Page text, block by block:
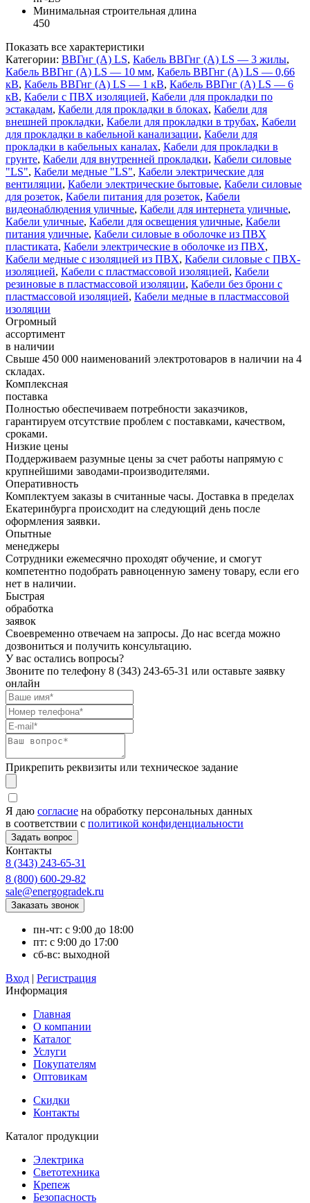
Минимальная строительная длина
450
Показать все характеристики
Категории: ВВГнг (А) LS, Кабель ВВГнг (A) LS — 3 жилы,
Кабель ВВГнг (A) LS — 10 мм, Кабель ВВГнг (A) LS — 0,66
кВ, Кабель ВВГнг (A) LS — 1 кВ, Кабель ВВГнг (A) LS — 6
кВ, Кабели с ПВХ изоляцией, Кабели для прокладки по
эстакадам, Кабели для прокладки в блоках, Кабели для
внешней прокладки, Кабели для прокладки в трубах, Кабели
для прокладки в кабельной канализации, Кабели для
прокладки в кабельных каналах, Кабели для прокладки в
грунте, Кабели для внутренней прокладки, Кабели силовые
"LS", Кабели медные "LS", Кабели электрические для
вентиляции, Кабели электрические бытовые, Кабели силовые
для розеток, Кабели питания для розеток, Кабели
видеонаблюдения уличные, Кабели для интернета уличные,
Кабели уличные, Кабели для освещения уличные, Кабели
питания уличные, Кабели силовые в оболочке из ПВХ
пластиката, Кабели электрические в оболочке из ПВХ,
Кабели медные с изоляцией из ПВХ, Кабели силовые с ПВХ-
изоляцией, Кабели с пластмассовой изоляцией, Кабели
резиновые в пластмассовой изоляции, Кабели без брони с
пластмассовой изоляцией, Кабели медные в пластмассовой
изоляции
Огромный
ассортимент
в наличии
Свыше 450 000 наименований электротоваров в наличии на 4
складах.
Комплексная
поставка
Полностью обеспечиваем потребности заказчиков,
гарантируем отсутствие проблем с поставками, качеством,
сроками.
Низкие цены
Поддерживаем разумные цены за счет работы напрямую с
крупнейшими заводами-производителями.
Оперативность
Комплектуем заказы в считанные часы. Доставка в пределах
Екатеринбурга происходит на следующий день после
оформления заявки.
Опытные
менеджеры
Сотрудники ежемесячно проходят обучение, и смогут
компетентно подобрать равноценную замену товару, если его
нет в наличии.
Быстрая
обработка
заявок
Своевременно отвечаем на запросы. До нас всегда можно
дозвониться и получить консультацию.
У вас остались вопросы?
Звоните по телефону 8 (343) 243-65-31 или оставьте заявку
онлайн
Прикрепить реквизиты или техническое задание
Я даю согласие на обработку персональных данных
в соответствии с политикой конфиденциальности
Контакты
8 (343) 243-65-31
8 (800) 600-29-82
sale@energogradek.ru
пн-чт: с 9:00 до 18:00
пт: с 9:00 до 17:00
сб-вс: выходной
Вход | Регистрация
Информация
Главная
О компании
Каталог
Услуги
Покупателям
Оптовикам
Скидки
Контакты
Каталог продукции
Электрика
Светотехника
Крепеж
Безопасность